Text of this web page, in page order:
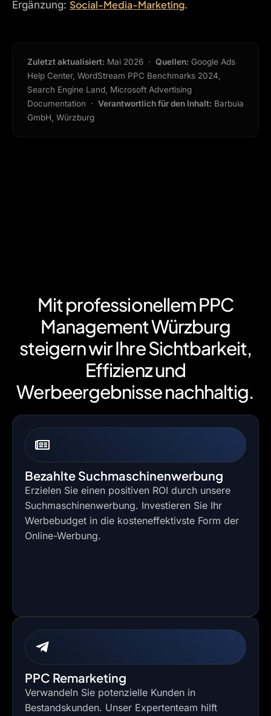
Ergänzung: Social-Media-Marketing.
Zuletzt aktualisiert: Mai 2026 · Quellen: Google Ads
Help Center, WordStream PPC Benchmarks 2024,
Search Engine Land, Microsoft Advertising
Documentation · Verantwortlich für den Inhalt: Barbuia
GmbH, Würzburg
Mit professionellem PPC
Management Würzburg
steigern wir Ihre Sichtbarkeit,
Effizienz und
Werbeergebnisse nachhaltig.
Bezahlte Suchmaschinenwerbung
Erzielen Sie einen positiven ROI durch unsere
Suchmaschinenwerbung. Investieren Sie Ihr
Werbebudget in die kosteneffektivste Form der
Online-Werbung.
PPC Remarketing
Verwandeln Sie potenzielle Kunden in
Bestandskunden. Unser Expertenteam hilft